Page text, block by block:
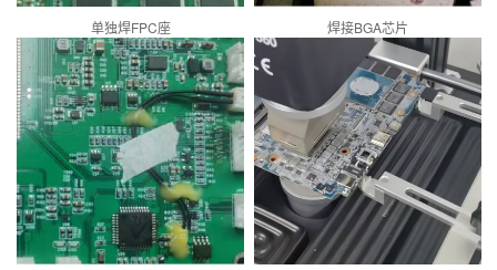
单独焊FPC座 焊接BGA芯片